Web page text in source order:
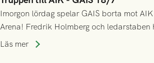
Imorgon lördag spelar GAIS borta mot
Arena! Fredrik Holmberg och
trupp till matchen:
Läs mer